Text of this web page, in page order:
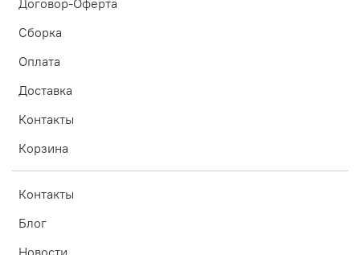
Договор-Оферта
Сборка
Оплата
Доставка
Контакты
Корзина
Контакты
Блог